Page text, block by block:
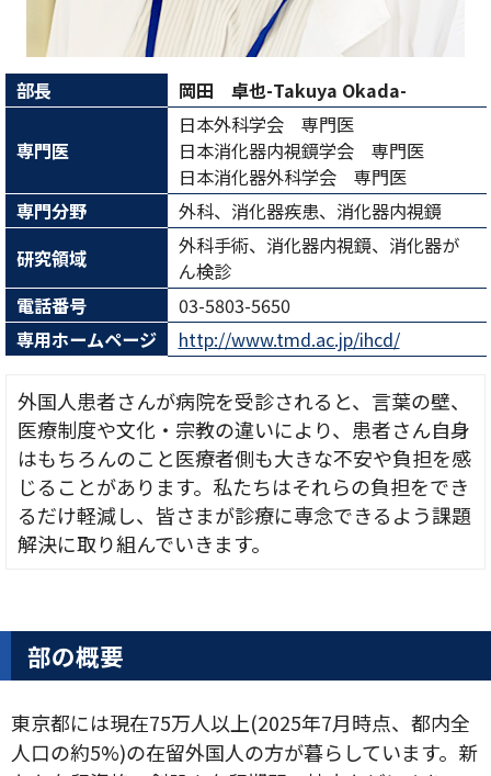
部長 岡田 卓也-Takuya Okada-
専門医
日本外科学会 専門医
日本消化器内視鏡学会 専門医
日本消化器外科学会 専門医
専門分野
外科、消化器疾患、消化器内視鏡
研究領域
外科手術、消化器内視鏡、消化器が
ん検診
電話番号
03-5803-5650
専用ホームページ
http://www.tmd.ac.jp/ihcd/
外国人患者さんが病院を受診されると、言葉の壁、
医療制度や文化・宗教の違いにより、患者さん自身
はもちろんのこと医療者側も大きな不安や負担を感
じることがあります。私たちはそれらの負担をでき
るだけ軽減し、皆さまが診療に専念できるよう課題
解決に取り組んでいきます。
部の概要
東京都には現在75万人以上(2025年7月時点、都内全
人口の約5%)の在留外国人の方が暮らしています。新